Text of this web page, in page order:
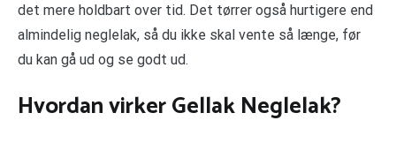
det mere holdbart over tid. Det tørrer også hurtigere end
almindelig neglelak, så du ikke skal vente så længe, før
du kan gå ud og se godt ud.
Hvordan virker Gellak Neglelak?